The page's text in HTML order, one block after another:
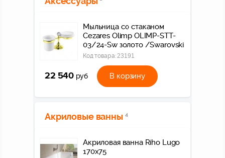
Мыльница со стаканом
Cezares Olimp OLIMP-STT-
03/24-Sw золото /Swarovski
Код товара: 23191
22 540 руб В корзину
Акриловые ванны 4
Акриловая ванна Riho Lugo
170x75